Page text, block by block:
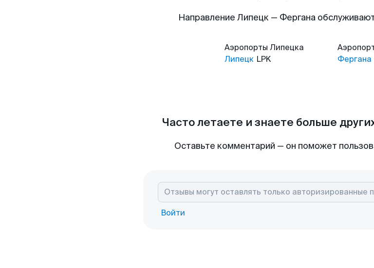
Направление Липецк — Фергана
Аэропорты Липецка
Липецк LPK
Фергана
Часто летаете и знаете больше
Оставьте комментарий — он поможет
Войти